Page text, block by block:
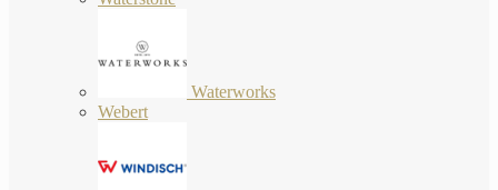
Waterworks
Webert